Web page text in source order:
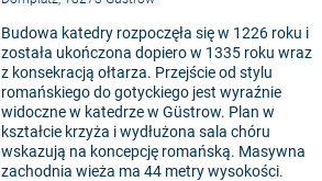
Budowa katedry rozpoczęła się w 1226 roku i
została ukończona dopiero w 1335 roku wraz
z konsekracją ołtarza. Przejście od stylu
romańskiego do gotyckiego jest wyraźnie
widoczne w katedrze w Güstrow. Plan w
kształcie krzyża i wydłużona sala chóru
wskazują na koncepcję romańską. Masywna
zachodnia wieża ma 44 metry wysokości.